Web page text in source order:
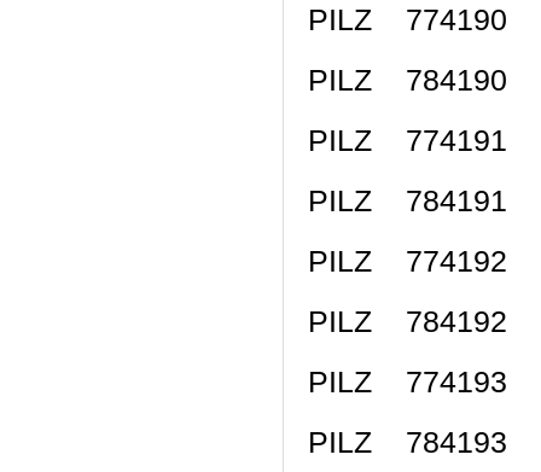
PILZ 774190
PILZ 784190
PILZ 774191
PILZ 784191
PILZ 774192
PILZ 784192
PILZ 774193
PILZ 784193